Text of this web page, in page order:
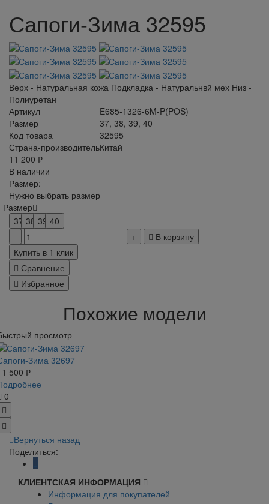
Сапоги-Зима 32595
Верх - Натуральная кожа Подкладка - Натуральнвй мех Низ -
Полиуретан
Артикул
E685-1326-6M-P(POS)
Размер
37, 38, 39, 40
Код товара
32595
Страна-производительКитай
11 200 ₽
В наличии
Размер:
Нужно выбрать размер
Размер
37 38 39 40
В корзину
Купить в 1 клик
Сравнение
Избранное
Похожие модели
просмотр
Зима 32697
500 ₽
0
Вернуться назад
Поделиться:
КЛИЕНТСКАЯ ИНФОРМАЦИЯ
Информация для покупателей